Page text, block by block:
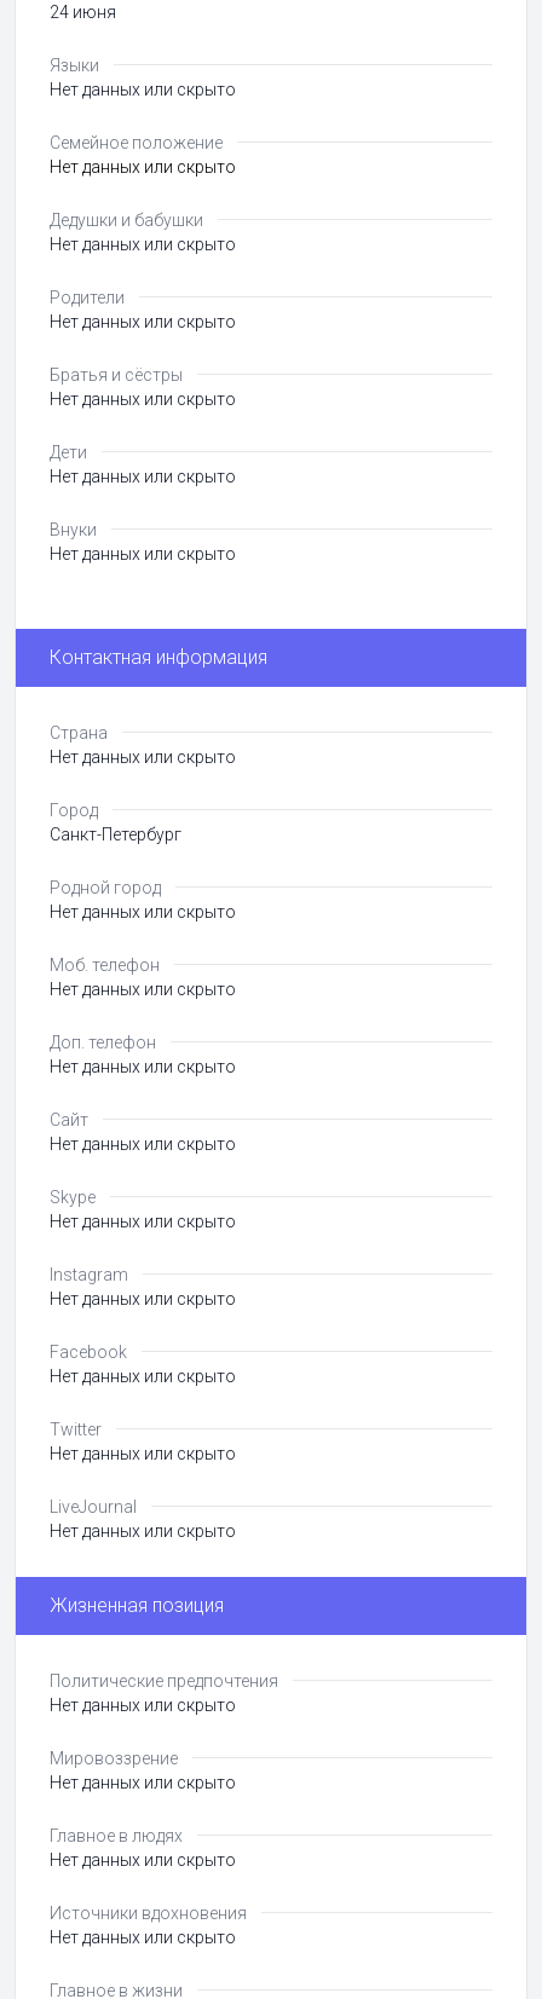
24 июня
Языки
Нет данных или скрыто
Семейное положение
Нет данных или скрыто
Дедушки и бабушки
Нет данных или скрыто
Родители
Нет данных или скрыто
Братья и сёстры
Нет данных или скрыто
Дети
Нет данных или скрыто
Внуки
Нет данных или скрыто
Контактная информация
Страна
Нет данных или скрыто
Город
Санкт-Петербург
Родной город
Нет данных или скрыто
Моб. телефон
Нет данных или скрыто
Доп. телефон
Нет данных или скрыто
Сайт
Нет данных или скрыто
Skype
Нет данных или скрыто
Instagram
Нет данных или скрыто
Facebook
Нет данных или скрыто
Twitter
Нет данных или скрыто
LiveJournal
Нет данных или скрыто
Жизненная позиция
Политические предпочтения
Нет данных или скрыто
Мировоззрение
Нет данных или скрыто
Главное в людях
Нет данных или скрыто
Источники вдохновения
Нет данных или скрыто
Главное в жизни